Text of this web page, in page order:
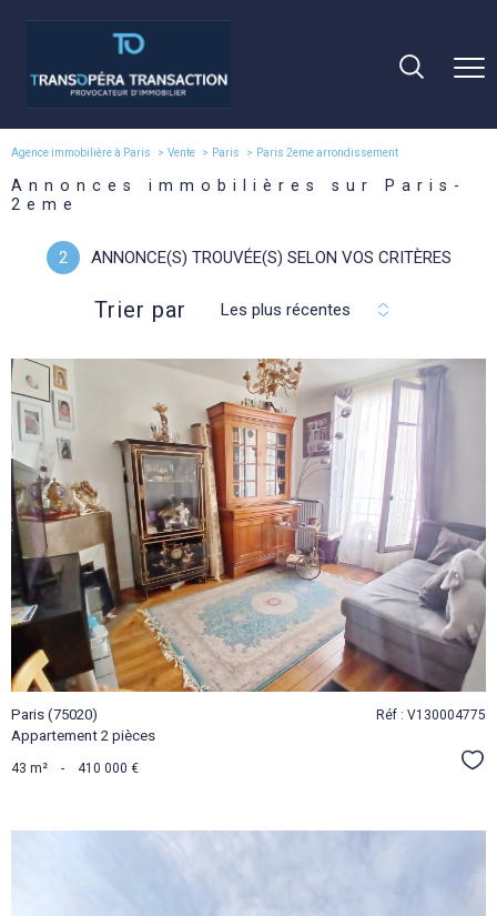
Agence immobilière à Paris Vente Paris Paris 2eme arrondissement
Annonces immobilières sur Paris-
2eme
2 ANNONCE(S) TROUVÉE(S) SELON VOS CRITÈRES
Trier par Les plus récentes
VOIR LE
BIEN
Paris (75020)
Appartement 2 pièces
Réf : V130004775
43 m² - 410 000 €